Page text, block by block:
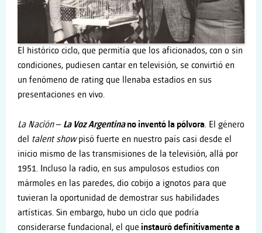
El histórico ciclo, que permitía que los aficionados, con o sin
condiciones, pudiesen cantar en televisión, se convirtió en
un fenómeno de rating que llenaba estadios en sus
presentaciones en vivo.
La Nación– La Voz Argentinano inventó la pólvora. El género
del talent showpisó fuerte en nuestro país casi desde el
inicio mismo de las transmisiones de la televisión, allá por
1951. Incluso la radio, en sus ampulosos estudios con
mármoles en las paredes, dio cobijo a ignotos para que
tuvieran la oportunidad de demostrar sus habilidades
artísticas. Sin embargo, hubo un ciclo que podría
considerarse fundacional, el que instauró definitivamente a